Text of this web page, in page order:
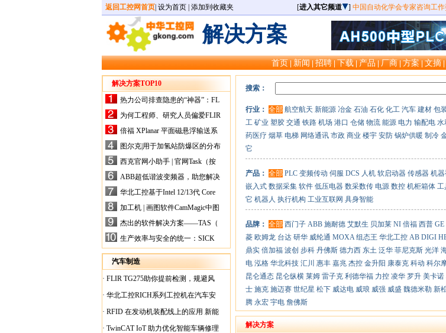
返回工控网首页 设为首页 添加到收藏夹 [进入其它频道 ] 中国自动化学会专家咨询工
解决方案
首页|新闻|招聘|下载|产品|厂商|方案|文摘|
解决方案TOP10
热力公司排查隐患的“神器”：FL
IR手持式热像仪，高效精准！
为何工程师、研究人员偏爱FLIR
X-HS系列热像仪？精准高效是
关键
倍福 XPlanar 平面磁悬浮输送系
统的创新应用
图尔克|用于加氢站防爆区的分布
式I/O解决方案
西克官网小助手 | 官网Task（按
任务选型）更新预告
ABB超低谐波变频器，助您解决
电气设备运行难题！
华北工控基于Intel 12/13代 Core
的ATX-6159嵌入式主板，推进
机器人市场
加工机 | 画图软件CamMagic中图
层整合的问题
杰出的软件解决方案——TAS（
Turck Automation Suite）
生产效率与安全的统一：SICK
关于机器人技术传感器解决方案
的采访
汽车制造
· FLIR TG275助你提前检测，规避风
险！
· 华北工控RICH系列工控机在汽车安
全检测行业中的应用
· RFID 在发动机装配线上的应用 新能
源汽车爆炸频发？
· TwinCAT IoT 助力优化智能车辆修理
搜索：
行业： 全部 航空航天 新能源 冶金 石油 石化 化工 汽车 建材 包
工 矿业 塑胶 交通 铁路 机场 港口 仓储 物流 能源 电力 输配电 水
药医疗 烟草 电梯 网络通讯 市政 商业 楼宇 安防 锅炉供暖 制冷
它
产品： 全部 PLC 变频传动 伺服 DCS 人机 软启动器 传感器 机
嵌入式 数据采集 软件 低压电器 数采数传 电源 数控 机柜箱体 工
它 机器人 执行机构 工业互联网 具身智能
品牌： 全部 西门子 ABB 施耐德 艾默生 贝加莱 NI 倍福 西普 GE
菱 欧姆龙 台达 研华 威纶通 MOXA 组态王 华北工控 AB DIGI
鼎实 倍加福 波创 步科 丹佛斯 德力西 东土 泛华 菲尼克斯 光洋
电 泓格 华北科技 汇川 惠丰 嘉兆 杰控 金升阳 康泰克 科动 科尔
昆仑通态 昆仑纵横 莱姆 雷子克 利德华福 力控 凌华 罗升 美卡诺
士 施克 施迈赛 世纪星 松下 威达电 威琅 威强 威盛 魏德米勒 新
腾 永宏 宇电 詹佛斯
解决方案